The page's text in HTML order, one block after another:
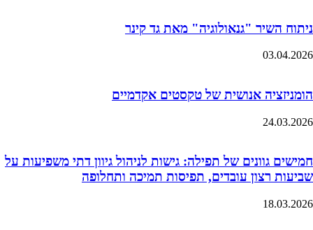
ניתוח השיר "גנאולוגיה" מאת גד קינר
03.04.2026
הומניזציה אנושית של טקסטים אקדמיים
24.03.2026
חמישים גוונים של תפילה: גישות לניהול גיוון דתי משפיעות על
שביעות רצון עובדים, תפיסות תמיכה ותחלופה
18.03.2026